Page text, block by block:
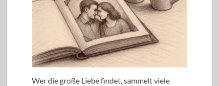
Wer die große Liebe findet, sammelt viele